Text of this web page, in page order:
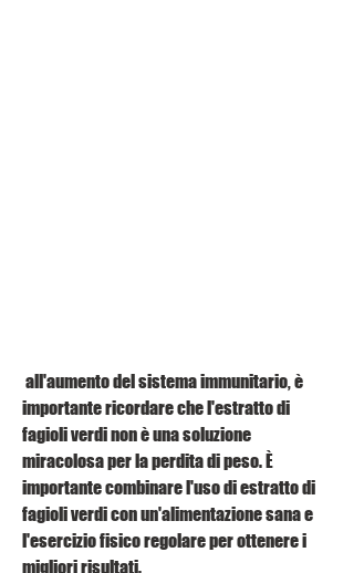
importante ricordare che l'estratto di
fagioli verdi non è una soluzione
miracolosa per la perdita di peso. È
importante combinare l'uso di estratto di
fagioli verdi con un'alimentazione sana e
l'esercizio fisico regolare per ottenere i
migliori risultati.